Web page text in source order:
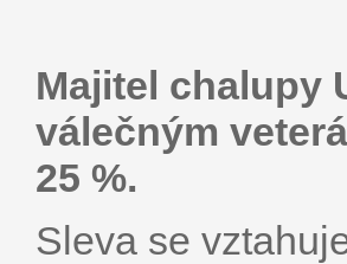
Majitel chalupy
válečným
25 %.
Sleva se